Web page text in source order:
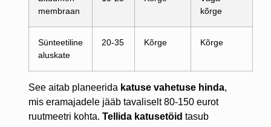
membraan
kõrge
Sünteetiline
aluskate
20-35 Kõrge Kõrge
See aitab planeerida katuse vahetuse hinda,
mis eramajadele jääb tavaliselt 80-150 eurot
ruutmeetri kohta. Tellida katusetöid tasub